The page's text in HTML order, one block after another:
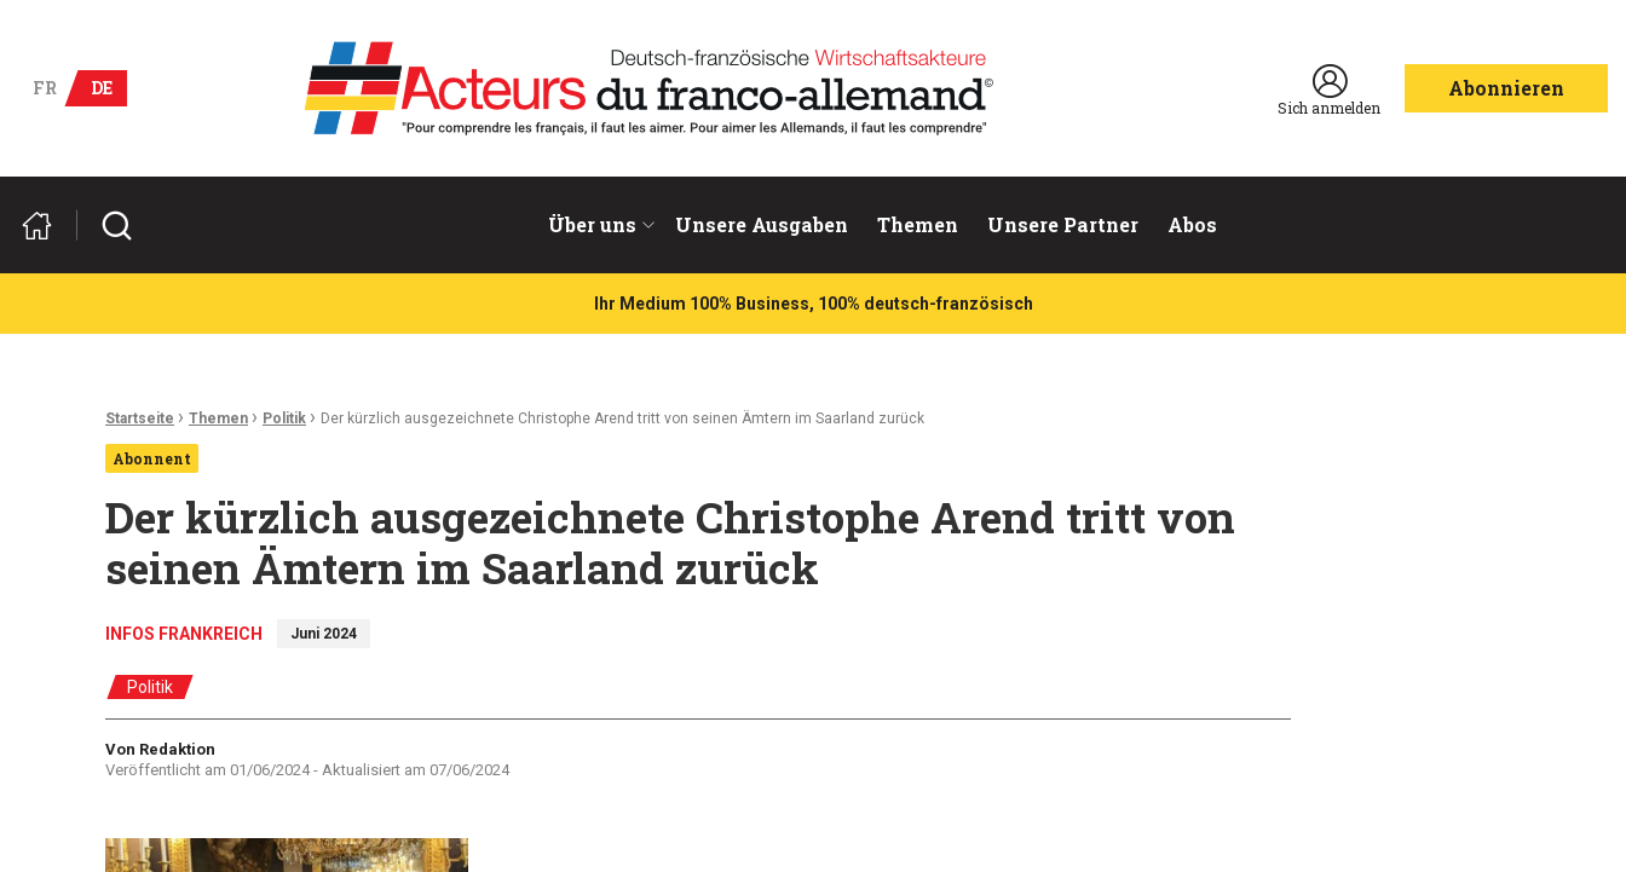
Deutsch-französische Wirtschaftsakteure
FR
DE
Sich anmelden
Abonnieren
Über uns Unsere Ausgaben Themen Unsere Partner Abos
Suchen
Ihr Medium 100% Business, 100% deutsch-französisch
Ariadnefaden:
Startseite › Themen › Politik › Der kürzlich ausgezeichnete Christophe Arend tritt von seinen Ämtern im Saarland zurück
Abonnent
Der kürzlich ausgezeichnete Christophe Arend tritt von
seinen Ämtern im Saarland zurück
INFOS FRANKREICH Juni 2024
Politik
Autor
Von Redaktion
Veröffentlicht am 01/06/2024- Aktualisiert am 07/06/2024